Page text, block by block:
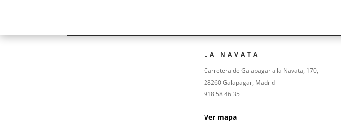
LA NAVATA
Carretera de Galapagar a la Navata, 170,
28260 Galapagar, Madrid
918 58 46 35
Ver mapa